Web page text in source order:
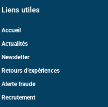
Liens utiles
Accueil
Actualités
Newsletter
Retours d’expériences
Alerte fraude
Recrutement